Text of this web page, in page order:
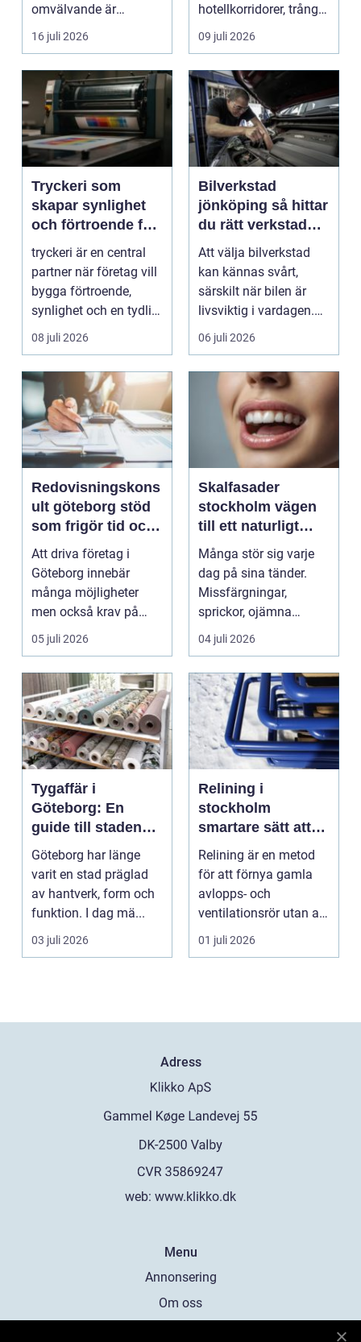
omvälvande är
n&aum...
16 juli 2026
hotellkorridorer, trånga
mötesrum och brus
09 juli 2026
Tryckeri som
skapar synlighet
och förtroende för
ditt företag
tryckeri är en central
partner när företag vill
bygga förtroende,
synlighet och en tydlig
profil i a...
08 juli 2026
Bilverkstad
jönköping så hittar
du rätt verkstad
för din bil
Att välja bilverkstad
kan kännas svårt,
särskilt när bilen är
livsviktig i vardagen.
För många biläg...
06 juli 2026
Redovisningskons
ult göteborg stöd
som frigör tid och
skapar kontroll
Att driva företag i
Göteborg innebär
många möjligheter
men också krav på
ordning i ekonomin.
05 juli 2026
Skalfasader
stockholm vägen
till ett naturligt
vackert leende
Många stör sig varje
dag på sina tänder.
Missfärgningar,
sprickor, ojämna
kanter eller en sned
04 juli 2026
Tygaffär i
Göteborg: En
guide till stadens
textila möjligheter
Göteborg har länge
varit en stad präglad
av hantverk, form och
funktion. I dag mä...
03 juli 2026
Relining i
stockholm
smartare sätt att
förnya rören
Relining är en metod
för att förnya gamla
avlopps- och
ventilationsrör utan att
riva väggar och golv...
01 juli 2026
Adress
web: www.klikko.dk
Menu
Annonsering
Om oss